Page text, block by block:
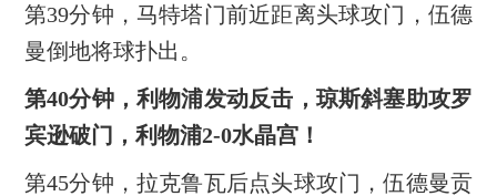
第39分钟，马特塔门前近距离头球攻门，伍德
曼倒地将球扑出。
第40分钟，利物浦发动反击，琼斯斜塞助攻罗
宾逊破门，利物浦2-0水晶宫！
第45分钟，拉克鲁瓦后点头球攻门，伍德曼贡